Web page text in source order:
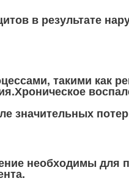
в результате
такими как
значительных
необходимы для